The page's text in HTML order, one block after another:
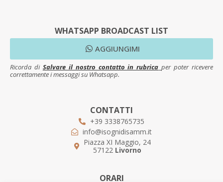
WHATSAPP BROADCAST LIST
AGGIUNGIMI
Ricorda di Salvare il nostro contatto in rubrica per poter ricevere
correttamente i messaggi su Whatsapp.
CONTATTI
+39 3338765735
info@isognidisamm.it
Piazza XI Maggio, 24
57122 Livorno
ORARI